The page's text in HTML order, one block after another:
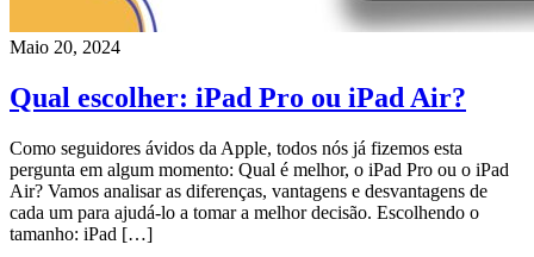
Maio 20, 2024
Qual escolher: iPad Pro ou iPad Air?
Como seguidores ávidos da Apple, todos nós já fizemos esta
pergunta em algum momento: Qual é melhor, o iPad Pro ou o iPad
Air? Vamos analisar as diferenças, vantagens e desvantagens de
cada um para ajudá-lo a tomar a melhor decisão. Escolhendo o
tamanho: iPad […]